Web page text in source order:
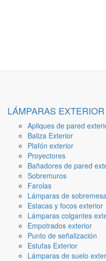
LÁMPARAS EXTERIOR
Apliques de pared
Baliza Exterior
Plafón exterior
Proyectores
Bañadores de pared
Sobremuros
Farolas
Lámparas de
Estacas y focos exterior
Lámparas colgantes
Empotrados exterior
Punto de señalización
Estufas Exterior
Lámparas de suelo